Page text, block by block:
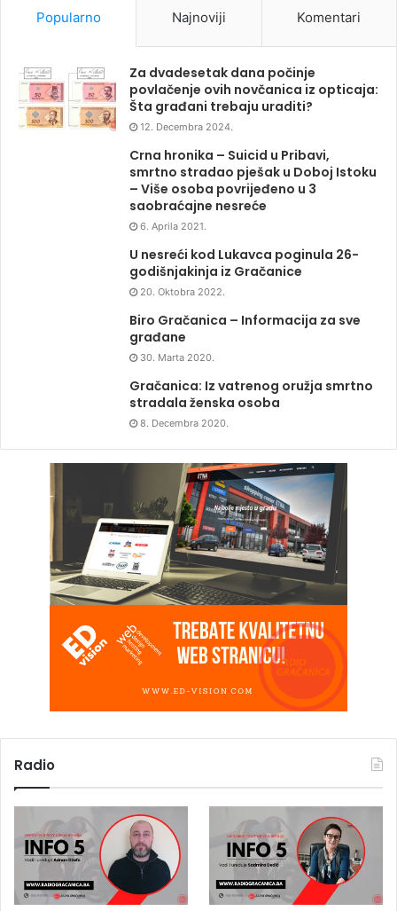
Popularno Najnoviji Komentari
Za dvadesetak dana počinje
povlačenje ovih novčanica iz opticaja:
Šta građani trebaju uraditi?
12. Decembra 2024.
Crna hronika – Suicid u Pribavi,
smrtno stradao pješak u Doboj Istoku
– Više osoba povrijeđeno u 3
saobraćajne nesreće
6. Aprila 2021.
U nesreći kod Lukavca poginula 26-
godišnjakinja iz Gračanice
20. Oktobra 2022.
Biro Gračanica – Informacija za sve
građane
30. Marta 2020.
Gračanica: Iz vatrenog oružja smrtno
stradala ženska osoba
8. Decembra 2020.
Radio